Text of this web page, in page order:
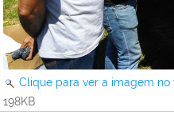
Clique para ver a imagem no
198KB